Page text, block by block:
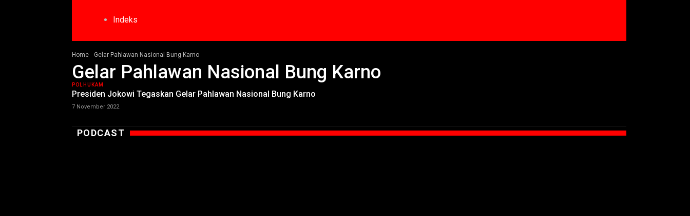
Indeks
Home Gelar Pahlawan Nasional Bung Karno
Gelar Pahlawan Nasional Bung Karno
POLHUKAM
Presiden Jokowi Tegaskan Gelar Pahlawan Nasional Bung Karno
7 November 2022
PODCAST